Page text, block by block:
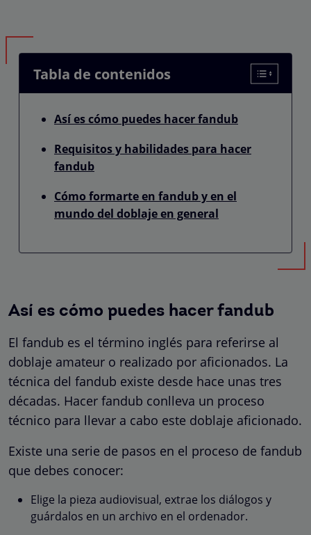
Tabla de contenidos
Así es cómo puedes hacer fandub
Requisitos y habilidades para hacer
fandub
Cómo formarte en fandub y en el
mundo del doblaje en general
Así es cómo puedes hacer fandub
El fandub es el término inglés para referirse al
doblaje amateur o realizado por aficionados. La
técnica del fandub existe desde hace unas tres
décadas. Hacer fandub conlleva un proceso
técnico para llevar a cabo este doblaje aficionado.
Existe una serie de pasos en el proceso de fandub
que debes conocer:
Elige la pieza audiovisual, extrae los diálogos y
guárdalos en un archivo en el ordenador.